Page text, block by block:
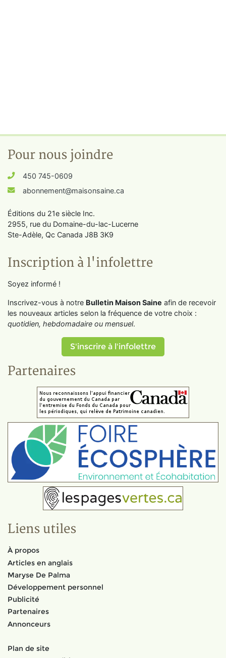
Pour nous joindre
450 745-0609
abonnement@maisonsaine.ca
Éditions du 21e siècle Inc.
2955, rue du Domaine-du-lac-Lucerne
Ste-Adèle, Qc Canada J8B 3K9
Inscription à l'infolettre
Soyez informé !
Inscrivez-vous à notre Bulletin Maison Saine afin de recevoir
les nouveaux articles selon la fréquence de votre choix :
quotidien, hebdomadaire ou mensuel.
S'inscrire à l'infolettre
Partenaires
Liens utiles
À propos
Articles en anglais
Maryse De Palma
Développement personnel
Publicité
Partenaires
Annonceurs
Plan de site